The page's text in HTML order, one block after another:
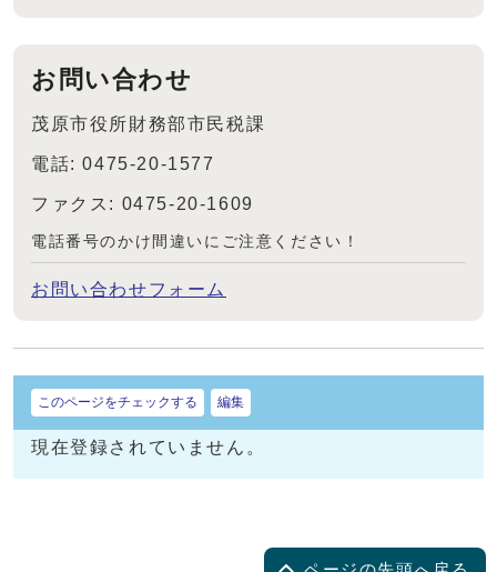
お問い合わせ
茂原市役所財務部市民税課
電話: 0475-20-1577
ファクス: 0475-20-1609
電話番号のかけ間違いにご注意ください！
お問い合わせフォーム
このページをチェックする 編集
現在登録されていません。